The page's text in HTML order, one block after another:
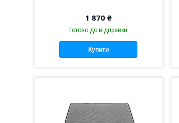
1 870 ₴
Готово до відправки
Купити